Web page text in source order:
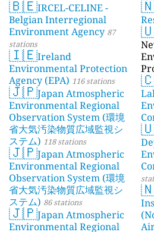
🇧🇪IRCEL-CELINE -
Belgian Interregional
Environment Agency 87
stations
🇮🇪Ireland
Environmental Protection
Agency (EPA) 116 stations
🇯🇵Japan Atmospheric
Environmental Regional
Observation System (環境
省大気汚染物質広域監視シ
ステム) 118 stations
🇯🇵Japan Atmospheric
Environmental Regional
Observation System (環境
省大気汚染物質広域監視シ
ステム) 86 stations
🇯🇵Japan Atmospheric
Environmental Regional